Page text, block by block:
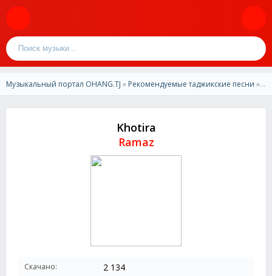
Музыкальный портал OHANG.TJ » Рекомендуемые таджикские песни » Ramaz-Khotira
Khotira
Ramaz
Скачано: 2 134